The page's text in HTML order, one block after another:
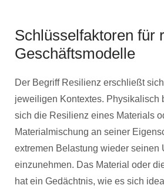
Schlüsselfaktoren für
Geschäftsmodelle
Der Begriff Resilienz erschließt
jeweiligen Kontextes. Physikalisch
sich die Resilienz eines Materials
Materialmischung an seiner
extremen Belastung wieder seinen
einzunehmen. Das Material oder
hat ein Gedächtnis, wie es sich